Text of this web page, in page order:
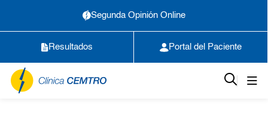
Segunda Opinión Online
Resultados Portal del Paciente